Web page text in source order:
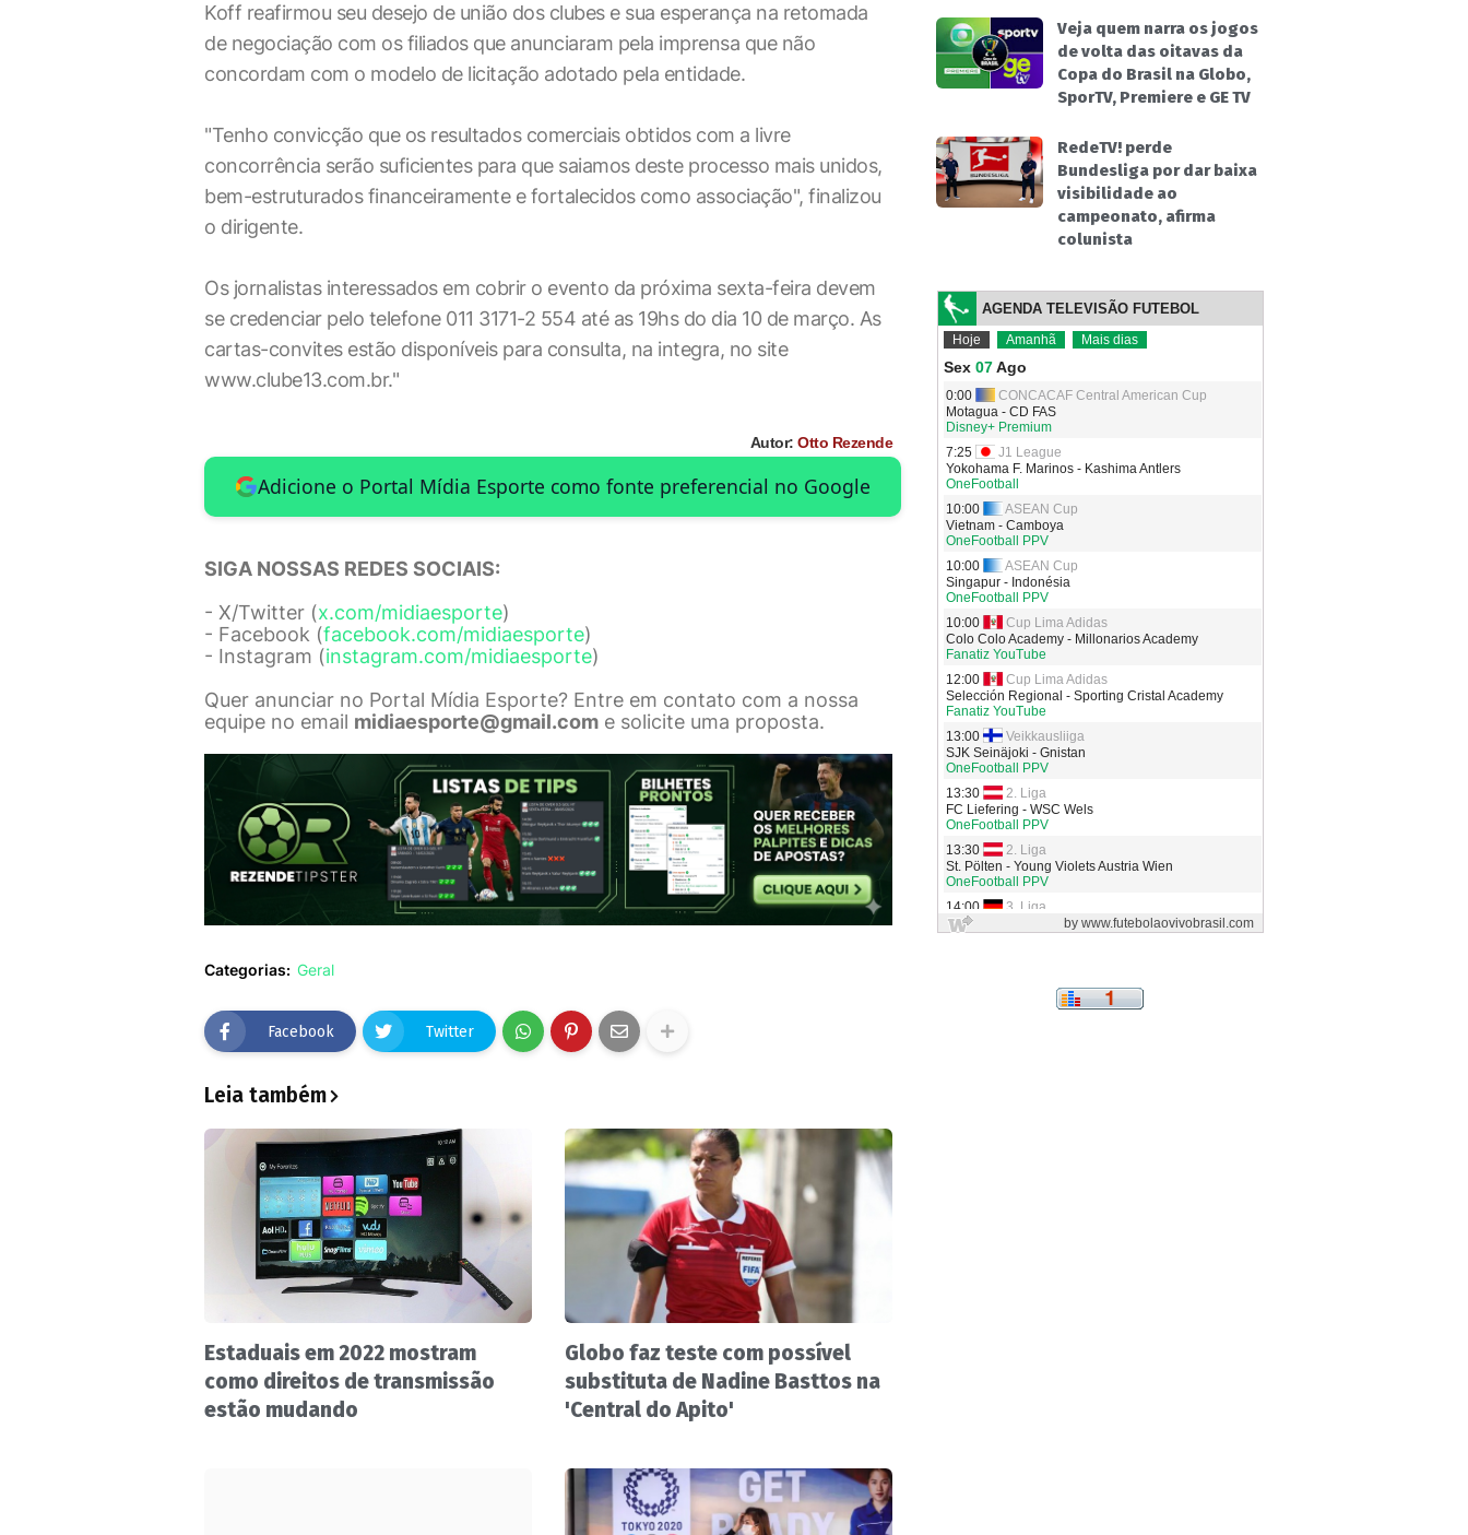
Koff reafirmou seu desejo de união dos clubes e sua esperança na retomada
de negociação com os filiados que anunciaram pela imprensa que não
concordam com o modelo de licitação adotado pela entidade.
"Tenho convicção que os resultados comerciais obtidos com a livre
concorrência serão suficientes para que saiamos deste processo mais unidos,
bem-estruturados financeiramente e fortalecidos como associação", finalizou
o dirigente.
Os jornalistas interessados em cobrir o evento da próxima sexta-feira devem
se credenciar pelo telefone 011 3171-2 554 até as 19hs do dia 10 de março. As
cartas-convites estão disponíveis para consulta, na integra, no site
www.clube13.com.br."
Autor: Otto Rezende
Adicione o Portal Mídia Esporte como fonte preferencial no Google
SIGA NOSSAS REDES SOCIAIS:
- X/Twitter (x.com/midiaesporte)
- Facebook (facebook.com/midiaesporte)
- Instagram (instagram.com/midiaesporte)
Quer anunciar no Portal Mídia Esporte? Entre em contato com a nossa
equipe no email midiaesporte@gmail.com e solicite uma proposta.
Categorias: Geral
Facebook Twitter
Leia também
Estaduais em 2022 mostram
como direitos de transmissão
estão mudando
Globo faz teste com possível
substituta de Nadine Basttos na
'Central do Apito'
Veja quem narra os jogos
de volta das oitavas da
Copa do Brasil na Globo,
SporTV, Premiere e GE TV
RedeTV! perde
Bundesliga por dar baixa
visibilidade ao
campeonato, afirma
colunista